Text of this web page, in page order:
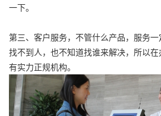
一下。
第三、客户服务，不管什么产品，服务
找不到人，也不知道找谁来解决，所以
有实力正规机构。